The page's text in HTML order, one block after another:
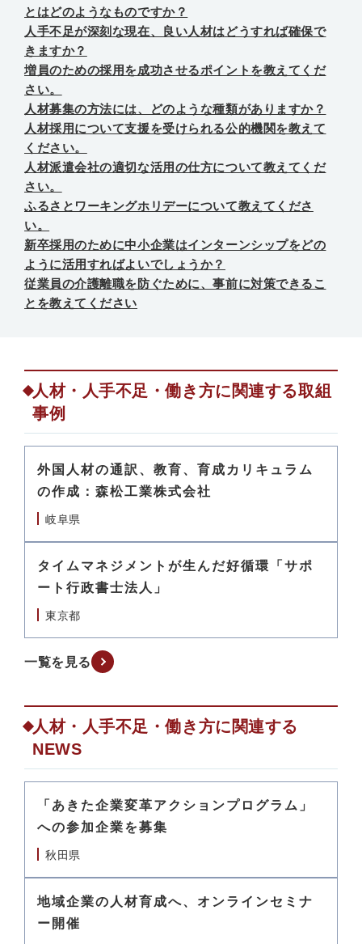
とはどのようなものですか？
人手不足が深刻な現在、良い人材はどうすれば確保で
きますか？
増員のための採用を成功させるポイントを教えてくだ
さい。
人材募集の方法には、どのような種類がありますか？
人材採用について支援を受けられる公的機関を教えて
ください。
人材派遣会社の適切な活用の仕方について教えてくだ
さい。
ふるさとワーキングホリデーについて教えてくださ
い。
新卒採用のために中小企業はインターンシップをどの
ように活用すればよいでしょうか？
従業員の介護離職を防ぐために、事前に対策できるこ
とを教えてください
人材・人手不足・働き方に関連する取組
事例
外国人材の通訳、教育、育成カリキュラム
の作成：森松工業株式会社
岐阜県
タイムマネジメントが生んだ好循環「サポ
ート行政書士法人」
東京都
一覧を見る
人材・人手不足・働き方に関連する
NEWS
「あきた企業変革アクションプログラム」
への参加企業を募集
秋田県
地域企業の人材育成へ、オンラインセミナ
ー開催